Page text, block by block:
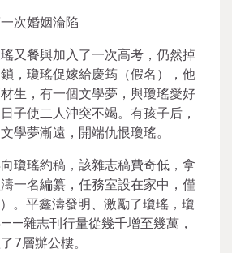
次婚姻淪陷
又餐與加入了一次高考，仍然掉
，瓊瑤促嫁給慶筠（假名），他
生，有一個文學夢，與瓊瑤愛好
子使二人沖突不竭。有孩子后，
學夢漸遠，開端仇恨瓊瑤。
向瓊瑤約稿，該雜志稿費奇低，拿
一名編纂，任務室設在家中，僅
。平鑫濤發明、激勵了瓊瑤，瓊
雜志刊行量從幾千增至幾萬，
7層辦公樓。